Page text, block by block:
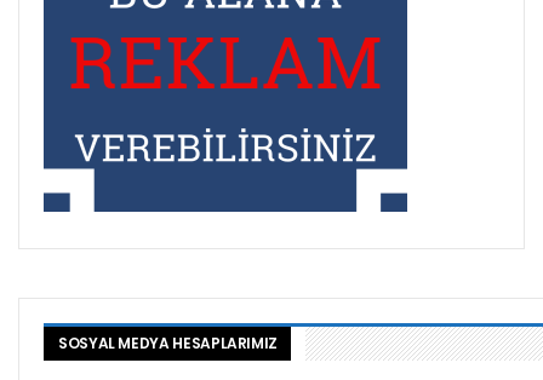
SOSYAL MEDYA HESAPLARIMIZ